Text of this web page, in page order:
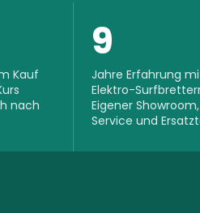
Kauf
nach
9
Jahre Erfahrung
Elektro-
Eigener Showroom,
Service und